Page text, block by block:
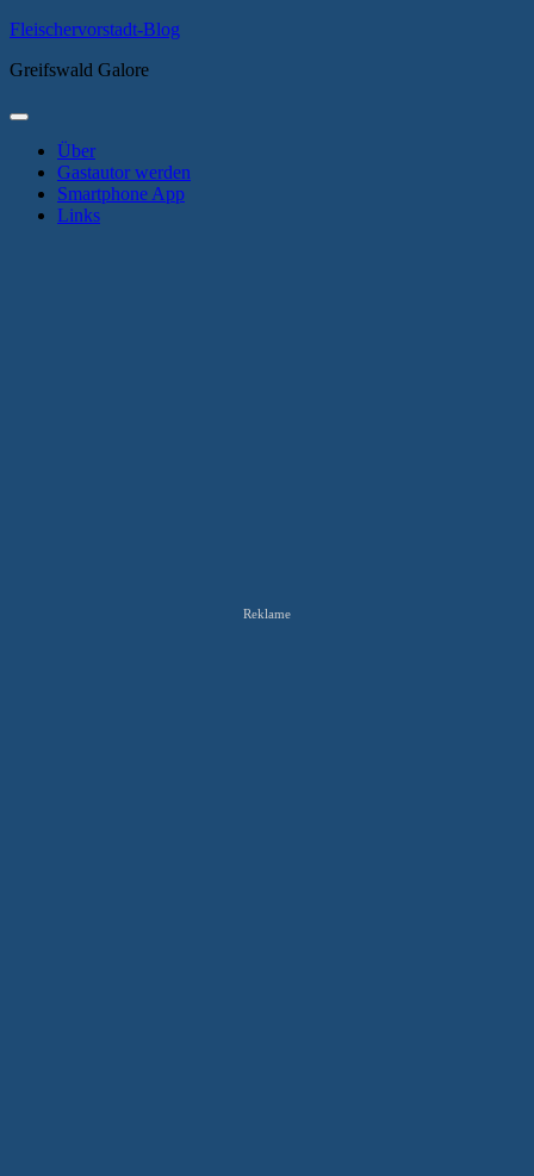
Zum
springen
Fleischervorstadt-Blog
Greifswald Galore
Primäres
Über
Gastautor werden
Smartphone App
Links
Reklame